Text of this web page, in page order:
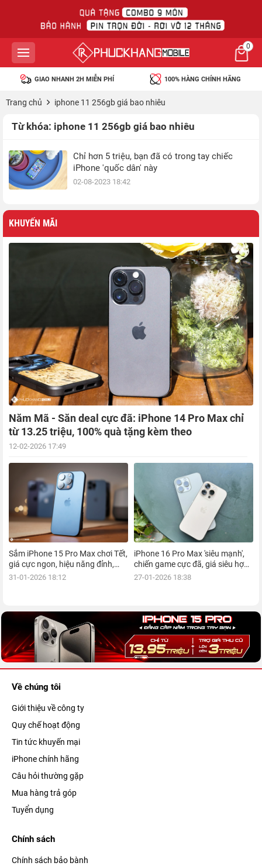
0
GIAO NHANH 2H MIỄN PHÍ 100% HÀNG CHÍNH HÃNG
Trang chủ iphone 11 256gb giá bao nhiêu
Từ khóa: iphone 11 256gb giá bao nhiêu
Chỉ hơn 5 triệu, bạn đã có trong tay chiếc
iPhone 'quốc dân' này
02-08-2023 18:42
KHUYẾN MÃI
Năm Mã - Săn deal cực đã: iPhone 14 Pro Max chỉ
từ 13.25 triệu, 100% quà tặng kèm theo
12-02-2026 17:49
Sắm iPhone 15 Pro Max chơi Tết,
giá cực ngon, hiệu năng đỉnh,
kèm nhiều ưu đãi, mua ngay!
31-01-2026 18:12
iPhone 16 Pro Max 'siêu mạnh',
chiến game cực đã, giá siêu hợp
lý, mua ngay!
27-01-2026 18:38
Về chúng tôi
Giới thiệu về công ty
Quy chế hoạt động
Tin tức khuyến mại
iPhone chính hãng
Câu hỏi thường gặp
Mua hàng trả góp
Tuyển dụng
Chính sách
Chính sách bảo bành